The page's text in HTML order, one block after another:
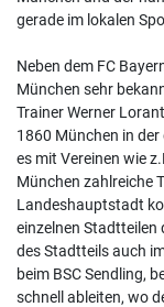
gerade im lokalen
Neben dem FC
München sehr
Trainer Werner
1860 München in
es mit Vereinen wie
München zahlreiche
Landeshauptstadt
einzelnen Stadtteilen
des Stadtteils auch
beim BSC Sendling,
schnell ableiten, wo